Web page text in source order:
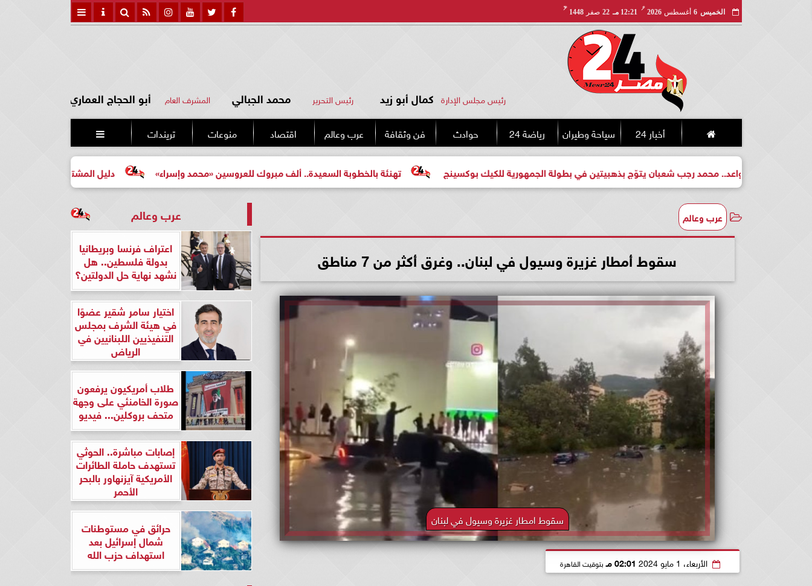
الخميس 6 أغسطس 2026
مـ
12:21 مـ 22 صفر 1448
هـ
رئيس مجلس الإدارة كمال أبو زيد رئيس التحرير محمد الجبالي المشرف العام أبو الحجاج العماري
أخبار 24 سياحة وطيران رياضة 24 حوادث فن وثقافة عرب وعالم اقتصاد منوعات تريندات 
دليل المشتري لأول مرة لاختيار مشروع تهنئة بالخطوبة السعيدة.. ألف مبروك للعروسين «محمد وإسراء» واعد.. محمد رجب شعبان يتوّج بذهبيتين في بطولة الجمهورية للكيك بوكسينج
عرب وعالم
سقوط أمطار غزيرة وسيول في لبنان.. وغرق أكثر من 7 مناطق
سقوط امطار غزيرة وسيول في لبنان
الأربعاء، 1 مايو 2024 02:01 مـ بتوقيت القاهرة
عرب وعالم
اعتراف فرنسا وبريطانيا
بدولة فلسطين.. هل
نشهد نهاية حل الدولتين؟
اختيار سامر شقير عضوًا
في هيئة الشرف بمجلس
التنفيذيين اللبنانيين في
الرياض
طلاب أمريكيون يرفعون
صورة الخامنئي على وجهة
متحف بروكلين... فيديو
إصابات مباشرة.. الحوثي
تستهدف حاملة الطائرات
الأمريكية آيزنهاور بالبحر
الأحمر
حرائق في مستوطنات
شمال إسرائيل بعد
استهداف حزب الله